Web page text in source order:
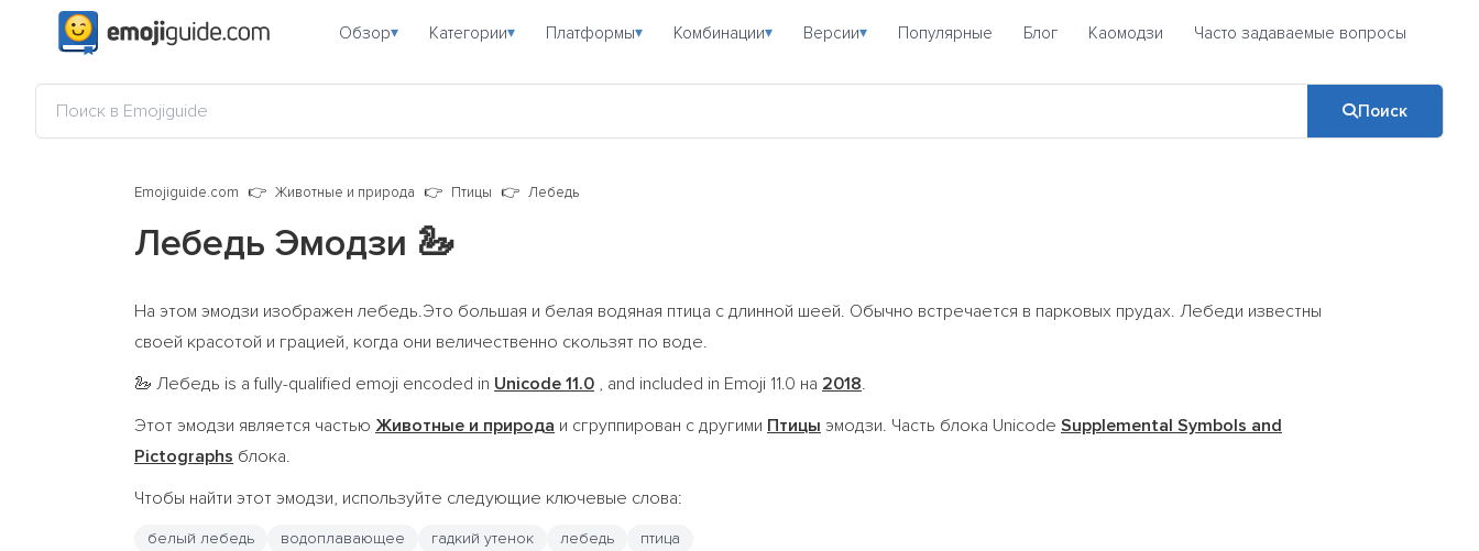
Обзор▾ Категории▾ Платформы▾ Комбинации▾ Версии▾ Популярные Блог Каомодзи Часто задаваемые вопросы
Поиск
Emojiguide.com Животные и природа Птицы Лебедь
Лебедь Эмодзи 🦢
На этом эмодзи изображен лебедь.Это большая и белая водяная птица с длинной шеей. Обычно встречается в парковых прудах. Лебеди известны
своей красотой и грацией, когда они величественно скользят по воде.
🦢 Лебедь is a fully-qualified emoji encoded in Unicode 11.0 , and included in Emoji 11.0 на 2018.
Этот эмодзи является частью Животные и природа и сгруппирован с другими Птицы эмодзи. Часть блока Unicode Supplemental Symbols and
Pictographs блока.
Чтобы найти этот эмодзи, используйте следующие ключевые слова:
белый лебедь водоплавающее гадкий утенок лебедь птица